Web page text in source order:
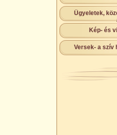
Ügyeletek,
Kép- és
Versek- a szív